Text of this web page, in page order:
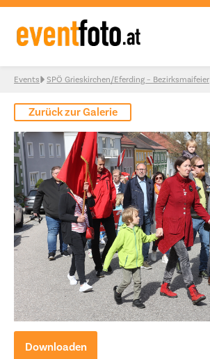
Skip to content
Events SPÖ Grieskirchen/Eferding – Bezirksmaifeier
Zurück zur Galerie
Downloaden